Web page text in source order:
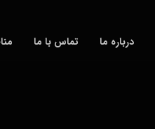
درباره ما تماس با ما